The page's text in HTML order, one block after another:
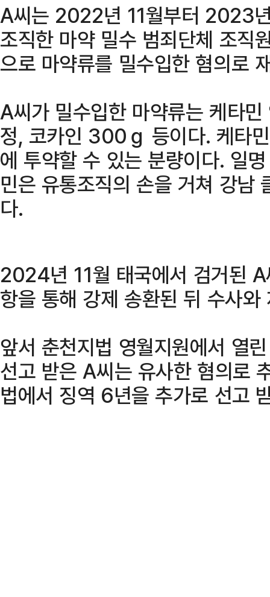
A씨는 2022년 11월부터 2023
조직한 마약 밀수 범죄단체 조직
으로 마약류를 밀수입한 혐의로
A씨가 밀수입한 마약류는 케타
정, 코카인 300ｇ 등이다. 케타
에 투약할 수 있는 분량이다. 일
민은 유통조직의 손을 거쳐 강남
다.
2024년 11월 태국에서 검거된
항을 통해 강제 송환된 뒤 수사와
앞서 춘천지법 영월지원에서 열
선고 받은 A씨는 유사한 혐의로
법에서 징역 6년을 추가로 선고